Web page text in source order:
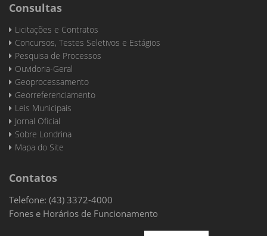
Consultas
Licitações e Contratos
Concursos, Testes Seletivos e Estágios
Pesquisa de Processos
Ouvidoria-Geral
Geoprocessamento
Georreferenciamento
Leis Municipais
Jornal Oficial
Sobre Londrina
Mapa do Site
Contatos
Telefone: (43) 3372-4000
Fones e Horários de Funcionamento